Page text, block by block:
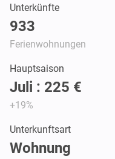
Unterkünfte
933
Ferienwohnungen
Hauptsaison
Juli : 225 €
+19%
Unterkunftsart
Wohnung